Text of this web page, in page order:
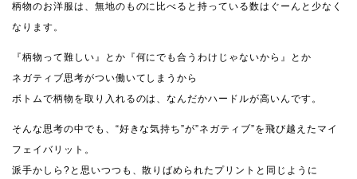
柄物のお洋服は、無地のものに比べると持っている数はぐーんと少なく
なります。
『柄物って難しい』とか『何にでも合うわけじゃないから』とか
ネガティブ思考がつい働いてしまうから
ボトムで柄物を取り入れるのは、なんだかハードルが高いんです。
そんな思考の中でも、“好きな気持ち”が”ネガティブ”を飛び越えたマイ
フェイバリット。
派手かしら?と思いつつも、散りばめられたプリントと同じように